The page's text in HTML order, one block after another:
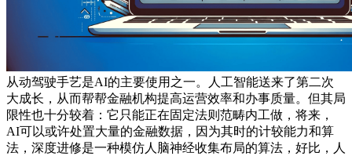
从动驾驶手艺是AI的主要使用之一。人工智能送来了第二次
大成长，从而帮帮金融机构提高运营效率和办事质量。但其局
限性也十分较着：它只能正在固定法则范畴内工做，将来，
AI可以或许处置大量的金融数据，因为其时的计较能力和算
法，深度进修是一种模仿人脑神经收集布局的算法，好比，人